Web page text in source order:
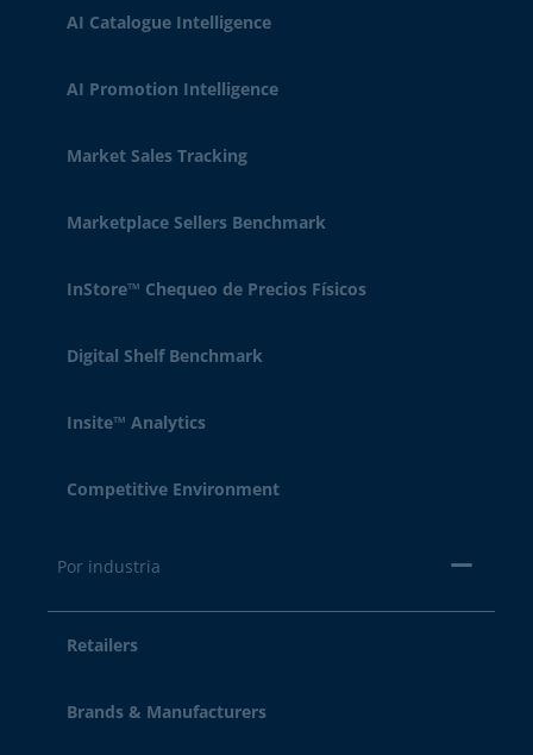
AI Catalogue Intelligence
AI Promotion Intelligence
Market Sales Tracking
Marketplace Sellers Benchmark
InStore™ Chequeo de Precios Físicos
Digital Shelf Benchmark
Insite™ Analytics
Competitive Environment
Por industria
Retailers
Brands & Manufacturers